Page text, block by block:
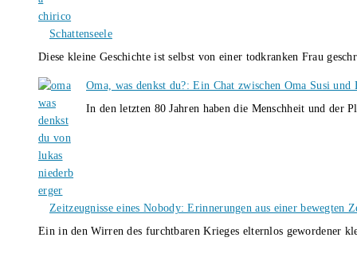
Schattenseele
Diese kleine Geschichte ist selbst von einer todkranken Frau
Oma, was denkst du?: Ein Chat zwischen Oma Susi
In den letzten 80 Jahren haben die Menschheit und
Zeitzeugnisse eines Nobody: Erinnerungen aus einer bewegten
Ein in den Wirren des furchtbaren Krieges elternlos gewordener